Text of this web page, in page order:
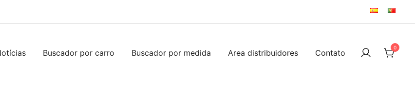
Buscador por carro Buscador por medida Area distribuidores Contato
0